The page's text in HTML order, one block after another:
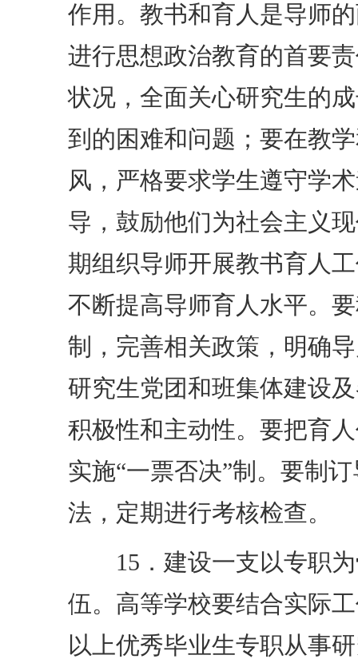
作用。教书和育人是导师
进行思想政治教育的首要
状况，全面关心研究生的
到的困难和问题；要在教
风，严格要求学生遵守学
导，鼓励他们为社会主义
期组织导师开展教书育人
不断提高导师育人水平。
制，完善相关政策，明确
研究生党团和班集体建设
积极性和主动性。要把育
实施“一票否决”制。要制
法，定期进行考核检查。
15．建设一支以专职为
伍。高等学校要结合实际
以上优秀毕业生专职从事